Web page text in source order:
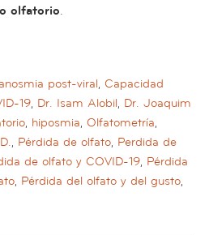
olfatorio.
anosmia post-viral, Capacidad
19, Dr. Isam Alobil, Dr. Joaquim
, hiposmia, Olfatometría,
, Pérdida de olfato, Perdida de
de olfato y COVID-19, Pérdida
, Pérdida del olfato y del gusto,